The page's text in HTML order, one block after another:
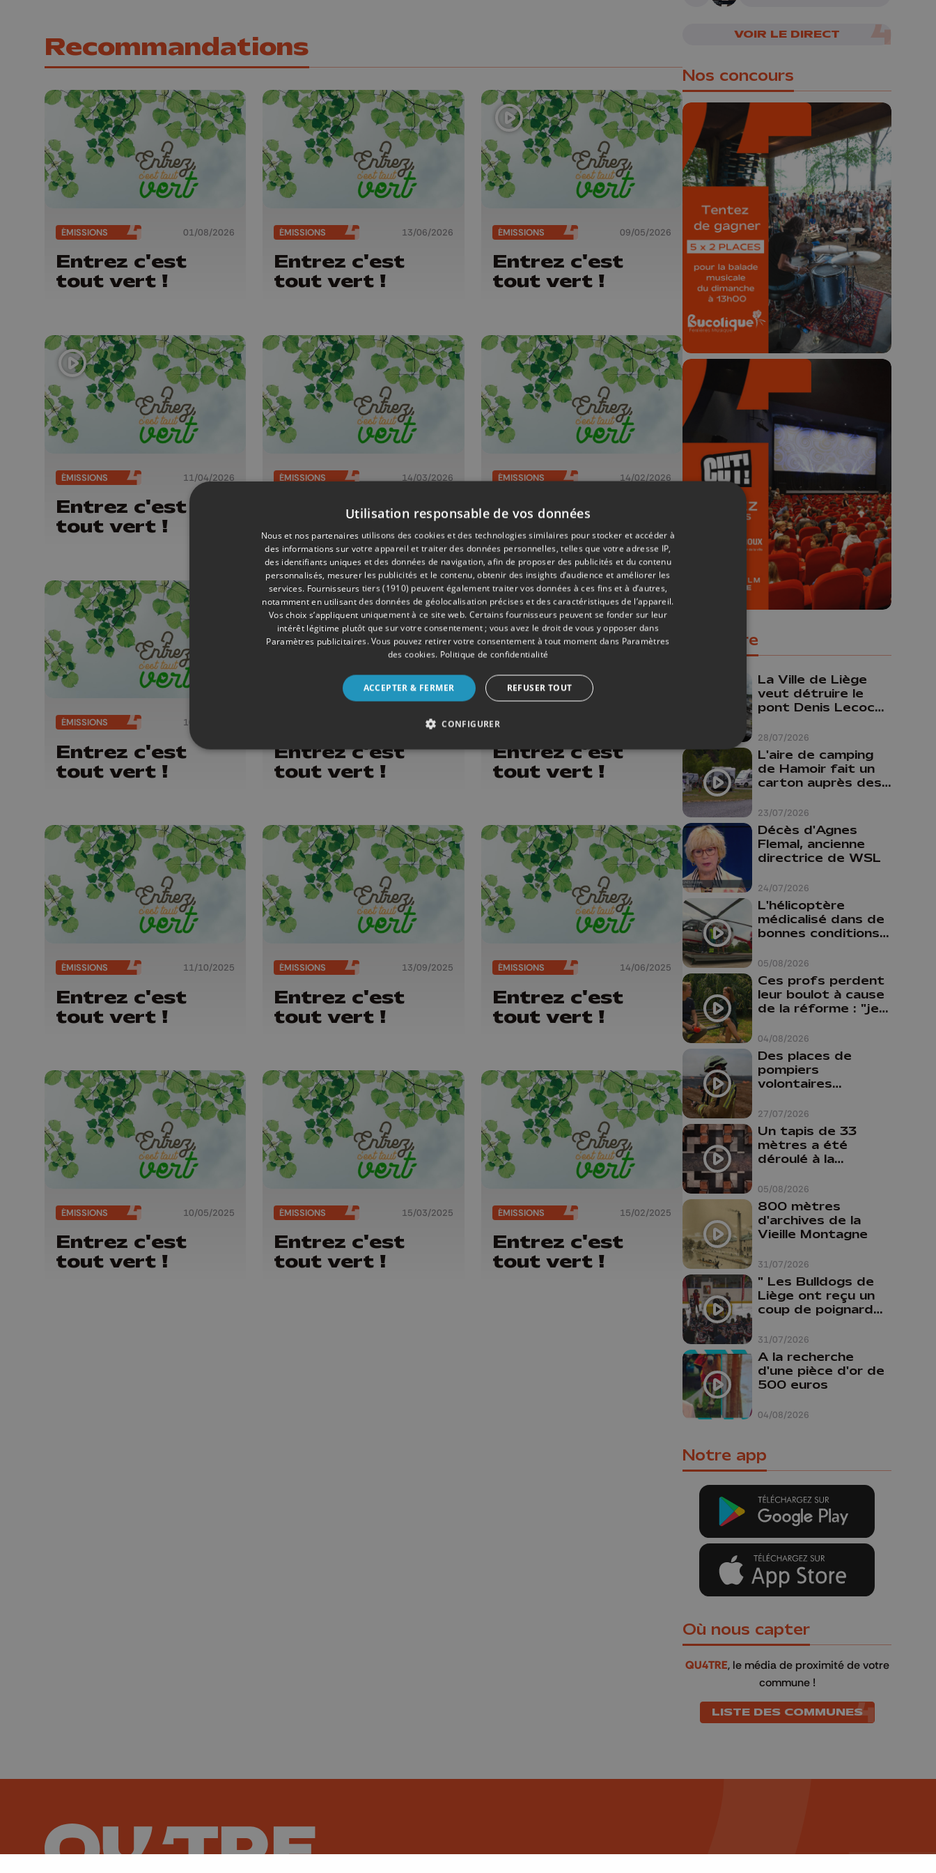
Recommandations
ÉMISSIONS 01/08/2026
Entrez c'est
tout vert !
ÉMISSIONS 13/06/2026
Entrez c'est
tout vert !
ÉMISSIONS 09/05/2026
Entrez c'est
tout vert !
ÉMISSIONS 11/04/2026
Entrez c'est
tout vert !
ÉMISSIONS 14/03/2026
Entrez c'est
tout vert !
ÉMISSIONS 14/02/2026
Entrez c'est
tout vert !
ÉMISSIONS 10/01/2026
Entrez c'est
tout vert !
13/12/2025
Entrez c'est
tout vert !
ÉMISSIONS
Entrez c'est
tout vert !
ÉMISSIONS 11/10/2025
Entrez c'est
tout vert !
ÉMISSIONS 13/09/2025
Entrez c'est
tout vert !
ÉMISSIONS 14/06/2025
Entrez c'est
tout vert !
ÉMISSIONS 10/05/2025
Entrez c'est
tout vert !
ÉMISSIONS 15/03/2025
Entrez c'est
tout vert !
ÉMISSIONS 15/02/2025
Entrez c'est
tout vert !
VOIR LE DIRECT
Nos concours
🎁 Gagnez 5x2
places pour le
Bucolique Ferrières
Festival 🌿🎶
Concours valable jusqu'au 9 août,
23h59.
🎬 Concours CUT x
Les Grignoux ✨
Concours permanent - 2 places à
gagner chaque semaine !
Populaire
28/07/2026
La Ville de Liège
veut détruire le
pont Denis Lecocq
budget pour le
faire
23/07/2026
L'aire de camping
de Hamoir fait un
carton auprès des
24/07/2026
Décès d'Agnes
Flemal, ancienne
directrice de WSL
05/08/2026
L'hélicoptère
médicalisé dans de
bonnes conditions à
04/08/2026
Ces profs perdent
leur boulot à cause
de la réforme : "je
comme prof que
comme
pharmacienne"
27/07/2026
Des places de
pompiers
volontaires
province de Liège :
"Un citoyen qui
n'est formé ne
peut pas nous
aider"
05/08/2026
Un tapis de 33
mètres a été
déroulé à la
Liège
31/07/2026
800 mètres
d'archives de la
Vieille Montagne
31/07/2026
" Les Bulldogs de
Liège ont reçu un
coup de poignard
04/08/2026
A la recherche
d'une pièce d'or de
500 euros
Notre app
Où nous capter
QU4TRE, le média de proximité de votre
commune !
LISTE DES COMMUNES
Utilisation responsable de vos données
Nous et nos partenaires utilisons des cookies et des technologies similaires pour stocker et accéder à
des informations sur votre appareil et traiter des données personnelles, telles que votre adresse IP,
des identifiants uniques et des données de navigation, afin de proposer des publicités et du contenu
personnalisés, mesurer les publicités et le contenu, obtenir des insights d’audience et améliorer les
services. Fournisseurs tiers (1910) peuvent également traiter vos données à ces fins et à d’autres,
notamment en utilisant des données de géolocalisation précises et des caractéristiques de l’appareil.
Vos choix s’appliquent uniquement à ce site web. Certains fournisseurs peuvent se fonder sur leur
intérêt légitime plutôt que sur votre consentement ; vous avez le droit de vous y opposer dans
Paramètres publicitaires. Vous pouvez retirer votre consentement à tout moment dans Paramètres
des cookies. Politique de confidentialité
ACCEPTER & FERMER REFUSER TOUT
CONFIGURER